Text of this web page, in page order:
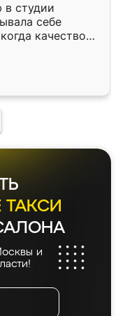
в студии
себе
качеством
уже почти
ТАКСИ
и